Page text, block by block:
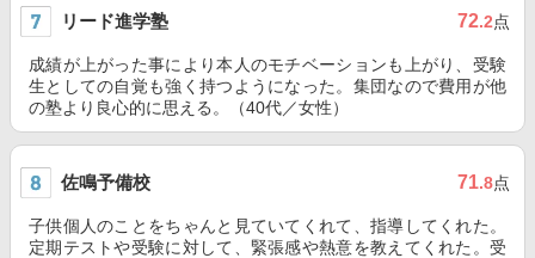
リード進学塾 72.2点
成績が上がった事により本人のモチベーションも上がり、受験
生としての自覚も強く持つようになった。集団なので費用が他
の塾より良心的に思える。（40代／女性）
佐鳴予備校 71.8点
子供個人のことをちゃんと見ていてくれて、指導してくれた。
定期テストや受験に対して、緊張感や熱意を教えてくれた。受